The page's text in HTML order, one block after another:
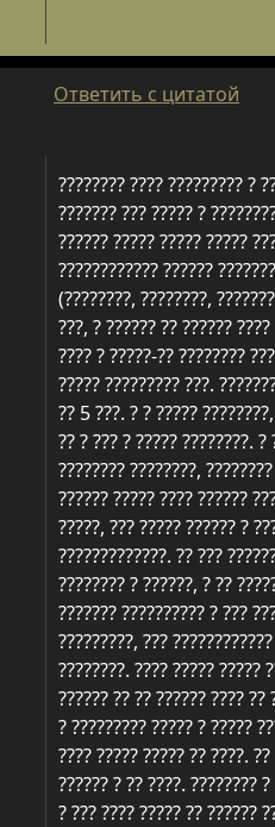
Ответить с цитатой
???????? ???? ????????? ?
??????? ??? ????? ?
?????? ????? ????? ?????
???????????? ??????
(????????, ????????,
???, ? ?????? ?? ??????
???? ? ?????-?? ????????
????? ????????? ???.
?? 5 ???. ? ? ?????
?? ? ??? ? ????? ????????.
???????? ????????,
?????? ????? ???? ??????
?????, ??? ????? ?????? ?
?????????????. ?? ???
???????? ? ??????, ? ??
??????? ?????????? ? ???
?????????, ???
????????. ???? ????? ?????
?????? ?? ?? ?????? ???? ??
? ????????? ????? ? ?????
???? ????? ????? ?? ????.
?????? ? ?? ????. ????????
? ??? ???? ????? ?? ??????